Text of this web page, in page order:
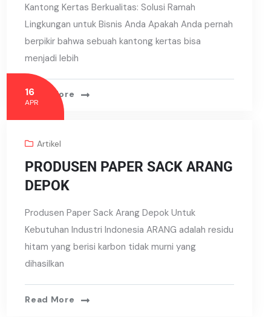
Kantong Kertas Berkualitas: Solusi Ramah
Lingkungan untuk Bisnis Anda Apakah Anda pernah
berpikir bahwa sebuah kantong kertas bisa
menjadi lebih
Read More
16
APR
Artikel
PRODUSEN PAPER SACK ARANG
DEPOK
Produsen Paper Sack Arang Depok Untuk
Kebutuhan Industri Indonesia ARANG adalah residu
hitam yang berisi karbon tidak murni yang
dihasilkan
Read More